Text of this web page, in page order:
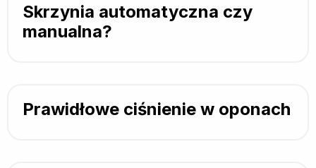
Skrzynia automatyczna czy
manualna?
Prawidłowe ciśnienie w oponach